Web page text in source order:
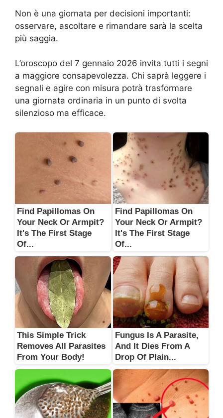
Non è una giornata per decisioni importanti:
osservare, ascoltare e rimandare sarà la scelta
più saggia.
L’oroscopo del 7 gennaio 2026 invita tutti i segni
a maggiore consapevolezza. Chi saprà leggere i
segnali e agire con misura potrà trasformare
una giornata ordinaria in un punto di svolta
silenzioso ma efficace.
Find Papillomas On
Your Neck Or Armpit?
It's The First Stage
Of...
Find Papillomas On
Your Neck Or Armpit?
It's The First Stage
Of...
This Simple Trick
Removes All Parasites
From Your Body!
Fungus Is A Parasite,
And It Dies From A
Drop Of Plain...